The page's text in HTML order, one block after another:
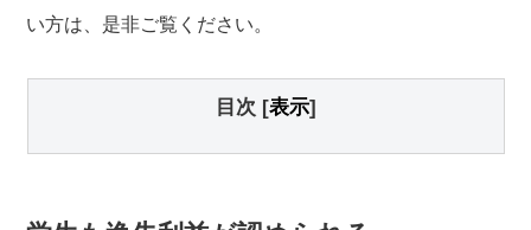
い方は、是非ご覧ください。
目次 [表示]